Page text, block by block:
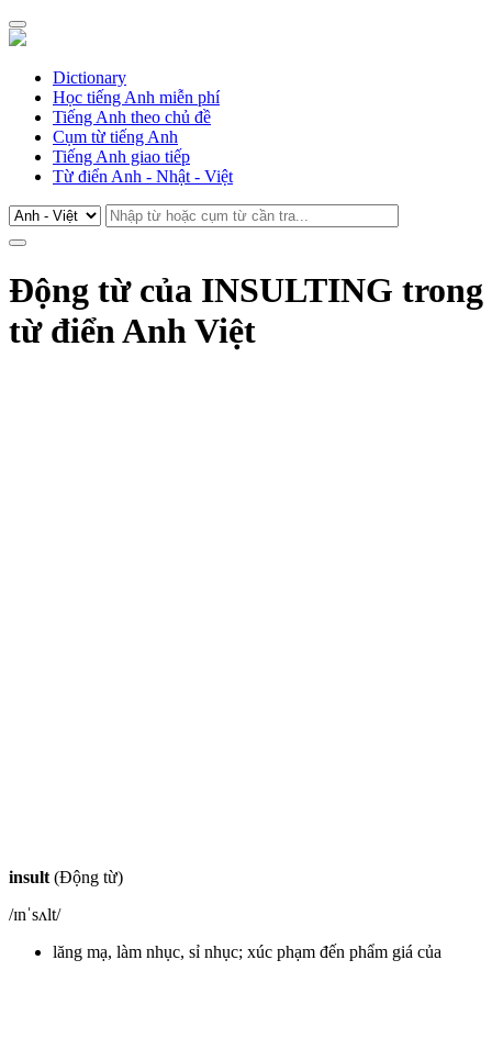
Dictionary
Học tiếng Anh miễn phí
Tiếng Anh theo chủ đề
Cụm từ tiếng Anh
Tiếng Anh giao tiếp
Từ điển Anh - Nhật - Việt
Động từ của INSULTING trong
từ điển Anh Việt
insult (Động từ)
/ɪnˈsʌlt/
lăng mạ, làm nhục, sỉ nhục; xúc phạm đến phẩm giá của